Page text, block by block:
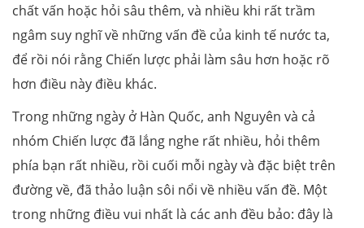
chất vấn hoặc hỏi sâu thêm, và nhiều khi rất trầm
ngâm suy nghĩ về những vấn đề của kinh tế nước ta,
để rồi nói rằng Chiến lược phải làm sâu hơn hoặc rõ
hơn điều này điều khác.
Trong những ngày ở Hàn Quốc, anh Nguyên và cả
nhóm Chiến lược đã lắng nghe rất nhiều, hỏi thêm
phía bạn rất nhiều, rồi cuối mỗi ngày và đặc biệt trên
đường về, đã thảo luận sôi nổi về nhiều vấn đề. Một
trong những điều vui nhất là các anh đều bảo: đây là